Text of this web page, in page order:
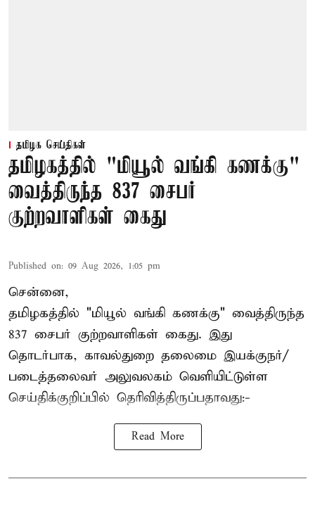
தமிழக செய்திகள்
தமிழகத்தில் "மியூல் வங்கி கணக்கு"
வைத்திருந்த 837 சைபர்
குற்றவாளிகள் கைது
Published on: 09 Aug 2026, 1:05 pm
சென்னை,
தமிழகத்தில் "மியூல் வங்கி கணக்கு" வைத்திருந்த
837 சைபர் குற்றவாளிகள் கைது. இது
தொடர்பாக, காவல்துறை தலைமை இயக்குநர்/
படைத்தலைவர் அலுவலகம் வெளியிட்டுள்ள
செய்திக்குறிப்பில் தெரிவித்திருப்பதாவது:-
Read More